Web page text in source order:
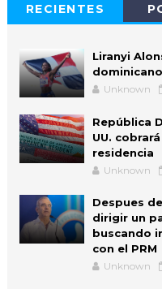
RECIENTES
Liranyi
dominicano
Unknown
República
UU.
residencia
Unknown
Despues
dirigir un
buscando
con el PRM
Unknown